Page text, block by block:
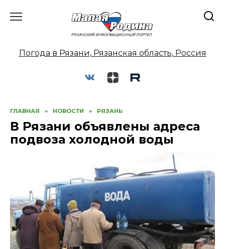
Погода в Рязани, Рязанская область, Россия
ГЛАВНАЯ » НОВОСТИ » РЯЗАНЬ
В Рязани объявлены адреса
подвоза холодной воды